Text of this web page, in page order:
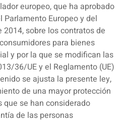
europeo, que ha aprobado
Europeo y del
2014, sobre los contratos de
para bienes
y por la que se modifican las
36/UE y el Reglamento (UE)
se ajusta la presente ley,
de una mayor protección
se han considerado
de las personas